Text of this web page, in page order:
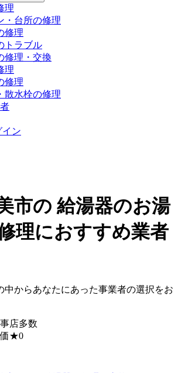
理
・台所の修理
修理
トラブル
修理・交換
理
修理
散水栓の修理
イン
市の 給湯器のお湯
理におすすめ業者
中からあなたにあった事業者の選択をお
店多数
★0